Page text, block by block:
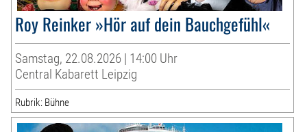
Roy Reinker »Hör auf dein Bauchgefühl«
Samstag, 22.08.2026 | 14:00 Uhr
Central Kabarett Leipzig
Rubrik: Bühne